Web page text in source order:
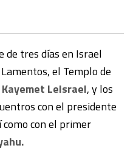
de tres días en Israel
el Templo de
Kayemet LeIsrael, y los
con el presidente
como con el primer